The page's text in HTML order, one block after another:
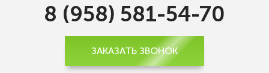
8 (958) 581-54-70
ЗАКАЗАТЬ ЗВОНОК